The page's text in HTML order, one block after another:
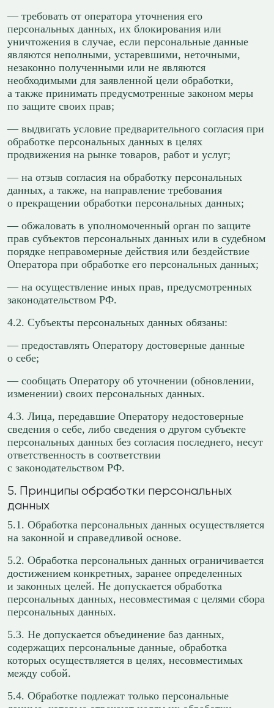
— требовать от оператора уточнения его
персональных данных, их блокирования или
уничтожения в случае, если персональные данные
являются неполными, устаревшими, неточными,
незаконно полученными или не являются
необходимыми для заявленной цели обработки,
а также принимать предусмотренные законом меры
по защите своих прав;
— выдвигать условие предварительного согласия при
обработке персональных данных в целях
продвижения на рынке товаров, работ и услуг;
— на отзыв согласия на обработку персональных
данных, а также, на направление требования
о прекращении обработки персональных данных;
— обжаловать в уполномоченный орган по защите
прав субъектов персональных данных или в судебном
порядке неправомерные действия или бездействие
Оператора при обработке его персональных данных;
— на осуществление иных прав, предусмотренных
законодательством РФ.
4.2. Субъекты персональных данных обязаны:
— предоставлять Оператору достоверные данные
о себе;
— сообщать Оператору об уточнении (обновлении,
изменении) своих персональных данных.
4.3. Лица, передавшие Оператору недостоверные
сведения о себе, либо сведения о другом субъекте
персональных данных без согласия последнего, несут
ответственность в соответствии
с законодательством РФ.
5. Принципы обработки персональных
данных
5.1. Обработка персональных данных осуществляется
на законной и справедливой основе.
5.2. Обработка персональных данных ограничивается
достижением конкретных, заранее определенных
и законных целей. Не допускается обработка
персональных данных, несовместимая с целями сбора
персональных данных.
5.3. Не допускается объединение баз данных,
содержащих персональные данные, обработка
которых осуществляется в целях, несовместимых
между собой.
5.4. Обработке подлежат только персональные